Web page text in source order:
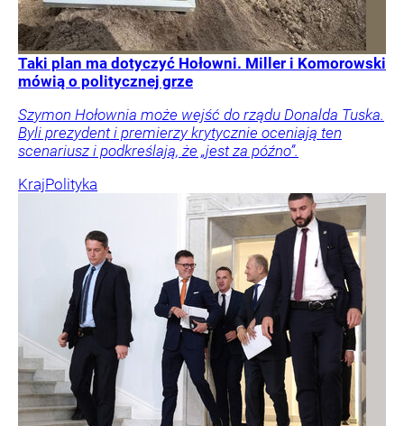
Taki plan ma dotyczyć Hołowni. Miller i Komorowski
mówią o politycznej grze
Szymon Hołownia może wejść do rządu Donalda Tuska.
Byli prezydent i premierzy krytycznie oceniają ten
scenariusz i podkreślają, że „jest za późno”.
KrajPolityka